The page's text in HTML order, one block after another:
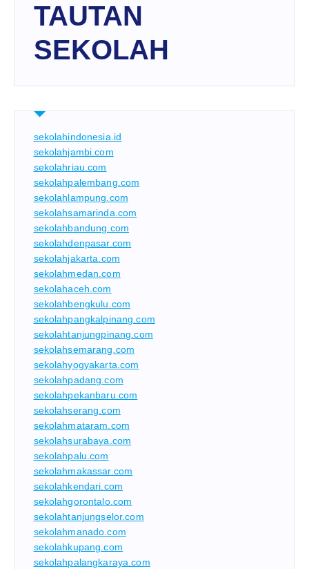
TAUTAN
SEKOLAH
sekolahindonesia.id
sekolahjambi.com
sekolahriau.com
sekolahpalembang.com
sekolahlampung.com
sekolahsamarinda.com
sekolahbandung.com
sekolahdenpasar.com
sekolahjakarta.com
sekolahmedan.com
sekolahaceh.com
sekolahbengkulu.com
sekolahpangkalpinang.com
sekolahtanjungpinang.com
sekolahsemarang.com
sekolahyogyakarta.com
sekolahpadang.com
sekolahpekanbaru.com
sekolahserang.com
sekolahmataram.com
sekolahsurabaya.com
sekolahpalu.com
sekolahmakassar.com
sekolahkendari.com
sekolahgorontalo.com
sekolahtanjungselor.com
sekolahmanado.com
sekolahkupang.com
sekolahpalangkaraya.com